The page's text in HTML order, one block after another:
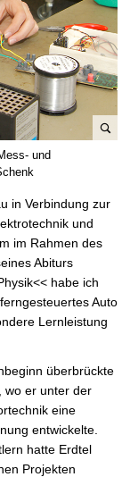
und
in Verbindung zur
und
im Rahmen des
Abiturs
habe ich
Auto
Lernleistung
überbrückte
wo er unter der
eine
entwickelte.
hatte Erdtel
Projekten